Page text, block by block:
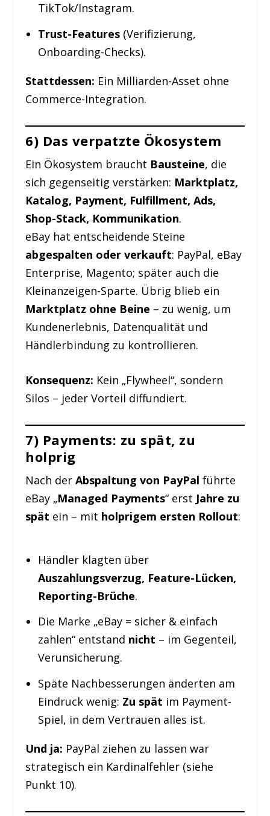
TikTok/Instagram.
Trust-Features(Verifizierung,
Onboarding-Checks).
Stattdessen: Ein Milliarden-Asset ohne
Commerce-Integration.
6) Das verpatzte Ökosystem
Ein Ökosystem braucht Bausteine, die
sich gegenseitig verstärken: Marktplatz,
Katalog, Payment, Fulfillment, Ads,
Shop-Stack, Kommunikation.
eBay hat entscheidende Steine
abgespalten oder verkauft: PayPal, eBay
Enterprise, Magento; später auch die
Kleinanzeigen-Sparte. Übrig blieb ein
Marktplatz ohne Beine – zu wenig, um
Kundenerlebnis, Datenqualität und
Händlerbindung zu kontrollieren.
Konsequenz: Kein „Flywheel“, sondern
Silos – jeder Vorteil diffundiert.
7) Payments: zu spät, zu
holprig
Nach derAbspaltung von PayPal führte
eBay „Managed Payments“ erst Jahre zu
spät ein – mit holprigem ersten Rollout:
Händler klagten über
Auszahlungsverzug, Feature-Lücken,
Reporting-Brüche.
Die Marke „eBay = sicher & einfach
zahlen“ entstand nicht – im Gegenteil,
Verunsicherung.
Späte Nachbesserungen änderten am
Eindruck wenig: Zu spät im Payment-
Spiel, in dem Vertrauen alles ist.
Und ja: PayPal ziehen zu lassen war
strategisch ein Kardinalfehler (siehe
Punkt 10).